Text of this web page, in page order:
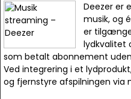
Deezer er
musik, og
er
lydkvalitet
som betalt abonnement
Ved integrering i et
og fjernstyre afspilningen via